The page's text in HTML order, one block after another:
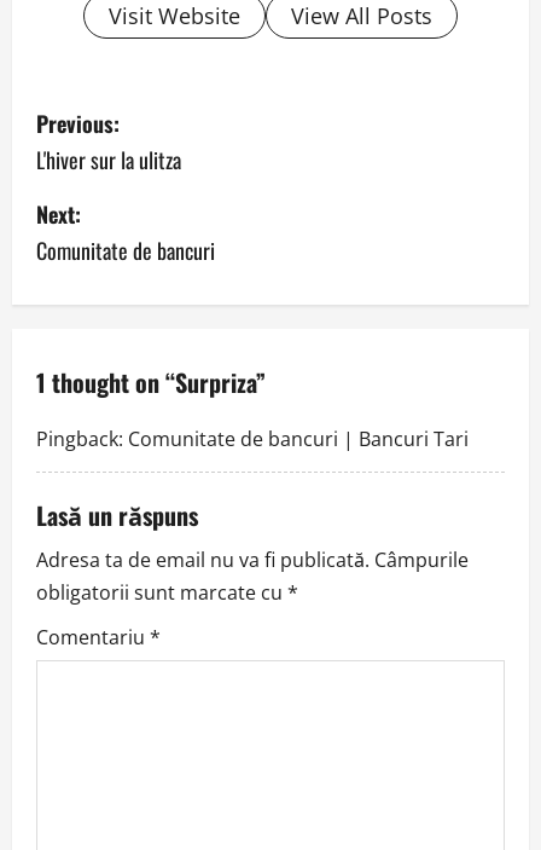
Visit Website View All Posts
P
o
s
t
n
a
v
i
g
a
t
i
Previous:
L'hiver sur la ulitza
Next:
Comunitate de bancuri
1 thought on “Surpriza”
Pingback: Comunitate de bancuri | Bancuri Tari
Lasă un răspuns
Adresa ta de email nu va fi publicată. Câmpurile
obligatorii sunt marcate cu *
Comentariu *